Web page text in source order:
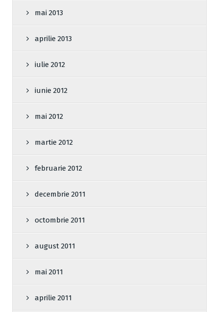
mai 2013
aprilie 2013
iulie 2012
iunie 2012
mai 2012
martie 2012
februarie 2012
decembrie 2011
octombrie 2011
august 2011
mai 2011
aprilie 2011